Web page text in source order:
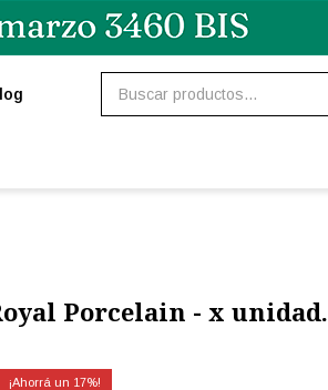
Porcelain - x unidad.
17